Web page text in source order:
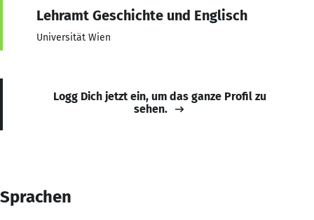
Lehramt Geschichte und Englisch
Universität Wien
Logg Dich jetzt ein, um das ganze Profil zu
sehen.
Sprachen